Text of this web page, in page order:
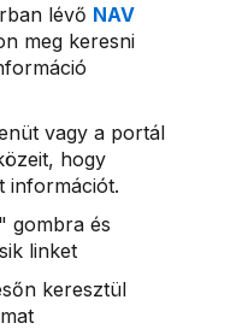
lévő NAV
meg keresni
vagy a portál
hogy
információt.
gombra és
linket
keresztül